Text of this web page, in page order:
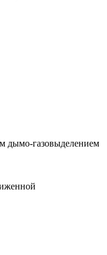
дымо-газовыделением